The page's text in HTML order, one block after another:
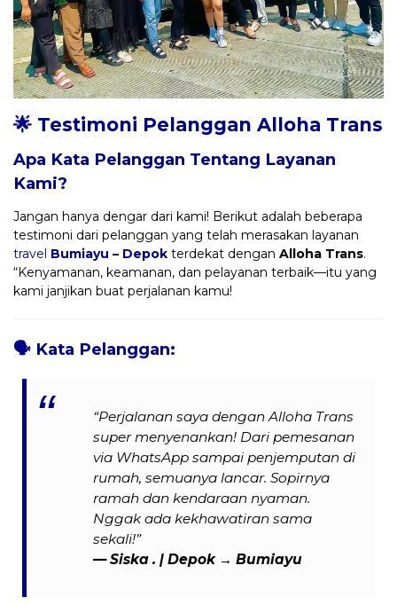
🌟 Testimoni Pelanggan Alloha Trans
Apa Kata Pelanggan Tentang Layanan
Kami?
Jangan hanya dengar dari kami! Berikut adalah beberapa
testimoni dari pelanggan yang telah merasakan layanan
travel Bumiayu – Depok terdekat dengan Alloha Trans.
“Kenyamanan, keamanan, dan pelayanan terbaik—itu yang
kami janjikan buat perjalanan kamu!
🗣️ Kata Pelanggan:
“Perjalanan saya dengan Alloha Trans
super menyenankan! Dari pemesanan
via WhatsApp sampai penjemputan di
rumah, semuanya lancar. Sopirnya
ramah dan kendaraan nyaman.
Nggak ada kekhawatiran sama
sekali!”
— Siska . | Depok → Bumiayu